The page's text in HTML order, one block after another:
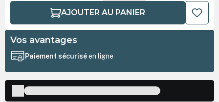
AJOUTER AU PANIER
Vos avantages
Paiement sécuriséen ligne